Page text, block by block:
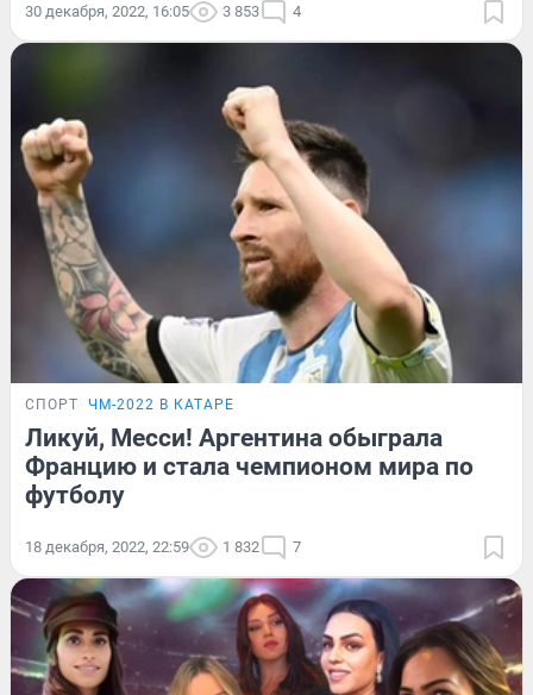
30 декабря, 2022, 16:05 3 853 4
СПОРТ ЧМ-2022 В КАТАРЕ
Ликуй, Месси! Аргентина обыграла
Францию и стала чемпионом мира по
футболу
18 декабря, 2022, 22:59 1 832 7